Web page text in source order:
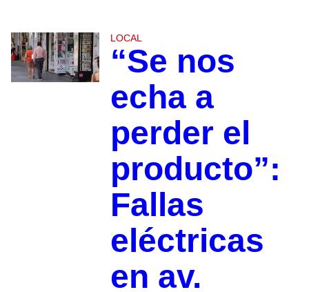
LOCAL
“Se nos
echa a
perder el
producto”:
Fallas
eléctricas
en av.